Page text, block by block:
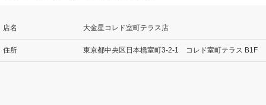
店名 大金星コレド室町テラス店
住所 東京都中央区日本橋室町3-2-1 コレド室町テラス B1F